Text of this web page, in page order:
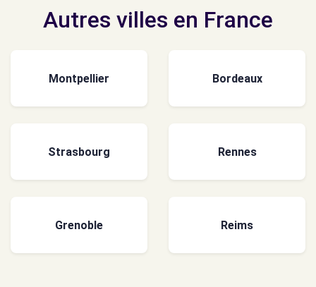
Autres villes en France
Montpellier Bordeaux
Strasbourg Rennes
Grenoble Reims